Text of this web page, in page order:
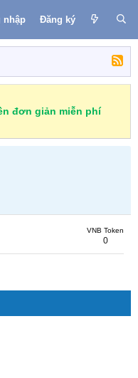
nhập Đăng ký
đơn giản miễn phí
VNB Token
0